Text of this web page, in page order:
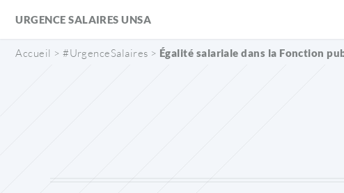
URGENCE SALAIRES UNSA
Accueil > #UrgenceSalaires > Égalité salariale dans la Fonction